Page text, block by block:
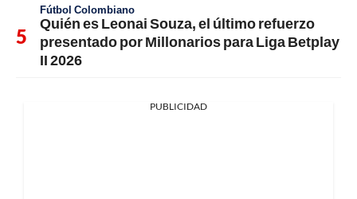
Fútbol Colombiano
Quién es Leonai Souza, el último refuerzo
presentado por Millonarios para Liga Betplay
II 2026
PUBLICIDAD